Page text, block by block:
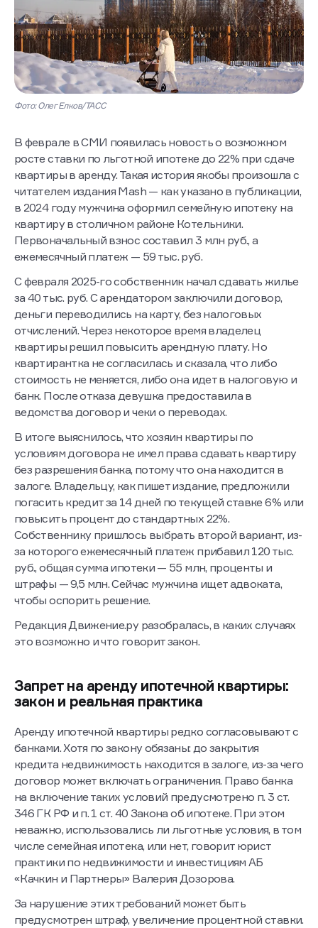
Фото: Олег Елков/ТАСС
В феврале в СМИ появилась новость о возможном
росте ставки по льготной ипотеке до 22% при сдаче
квартиры в аренду. Такая история якобы произошла с
читателем издания Mash — как указано в публикации,
в 2024 году мужчина оформил семейную ипотеку на
квартиру в столичном районе Котельники.
Первоначальный взнос составил 3 млн руб., а
ежемесячный платеж — 59 тыс. руб.
С февраля 2025-го собственник начал сдавать жилье
за 40 тыс. руб. С арендатором заключили договор,
деньги переводились на карту, без налоговых
отчислений. Через некоторое время владелец
квартиры решил повысить арендную плату. Но
квартирантка не согласилась и сказала, что либо
стоимость не меняется, либо она идет в налоговую и
банк. После отказа девушка предоставила в
ведомства договор и чеки о переводах.
В итоге выяснилось, что хозяин квартиры по
условиям договора не имел права сдавать квартиру
без разрешения банка, потому что она находится в
залоге. Владельцу, как пишет издание, предложили
погасить кредит за 14 дней по текущей ставке 6% или
повысить процент до стандартных 22%.
Собственнику пришлось выбрать второй вариант, из-
за которого ежемесячный платеж прибавил 120 тыс.
руб., общая сумма ипотеки — 55 млн, проценты и
штрафы — 9,5 млн. Сейчас мужчина ищет адвоката,
чтобы оспорить решение.
Редакция Движение.ру разобралась, в каких случаях
это возможно и что говорит закон.
Запрет на аренду ипотечной квартиры:
закон и реальная практика
Аренду ипотечной квартиры редко согласовывают с
банками. Хотя по закону обязаны: до закрытия
кредита недвижимость находится в залоге, из-за чего
договор может включать ограничения. Право банка
на включение таких условий предусмотрено п. 3 ст.
346 ГК РФ и п. 1 ст. 40 Закона об ипотеке. При этом
неважно, использовались ли льготные условия, в том
числе семейная ипотека, или нет, говорит юрист
практики по недвижимости и инвестициям АБ
«Качкин и Партнеры» Валерия Дозорова.
За нарушение этих требований может быть
предусмотрен штраф, увеличение процентной ставки.